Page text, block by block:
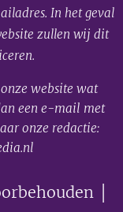
In het geval
zullen wij dit
website wat
een e-mail met
onze redactie:
│